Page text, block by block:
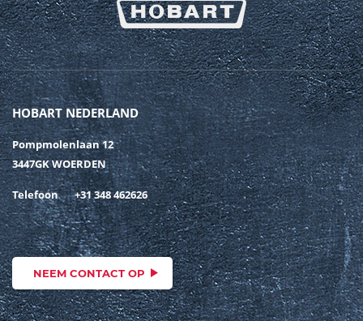
HOBART NEDERLAND
Pompmolenlaan 12
3447GK WOERDEN
Telefoon +31 348 462626
NEEM CONTACT OP